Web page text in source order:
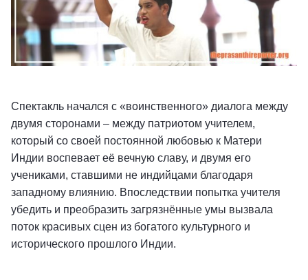
Спектакль начался с «воинственного» диалога между
двумя сторонами – между патриотом учителем,
который со своей постоянной любовью к Матери
Индии воспевает её вечную славу, и двумя его
учениками, ставшими не индийцами благодаря
западному влиянию. Впоследствии попытка учителя
убедить и преобразить загрязнённые умы вызвала
поток красивых сцен из богатого культурного и
исторического прошлого Индии.